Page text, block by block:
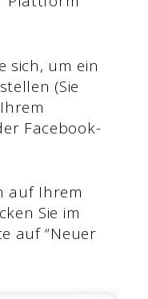
sich, um ein
(Sie
Facebook-
auf Ihrem
Sie im
auf “Neuer